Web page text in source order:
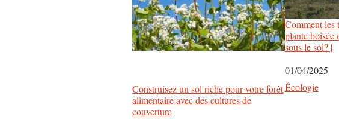
Construisez un sol riche pour votre forêt
alimentaire avec des cultures de
couverture
Comment les
plante boisée
sous le sol? |
Date
01/04/2025
Par rapport à
Écologie